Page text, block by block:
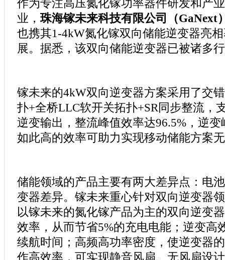
作为专注高压氮化镓功率器件研发和产
业，珠海镓未来科技有限公司（GaNext
也携其1-4kW氮化镓双向储能逆变器亮
展。据悉，该双向储能逆变器已被诸多
镓未来的4kW双向逆变器方案采用了交
扑+全桥LLC软开关拓扑+SR同步整流，
逆变输出，整流峰值效率达96.5%，逆变
如此高的效率可助力实现移动储能方案
储能领域的产品主要有两大差异点：电
变器差异。镓未来重心针对双向逆变器
以镓未来的氮化镓产品为主的双向逆变
效率，从而节省5%的充电电能；逆变高
续航时间；高频高功率密度，使逆变器
作高效率，可实现静音风扇、无风扇设